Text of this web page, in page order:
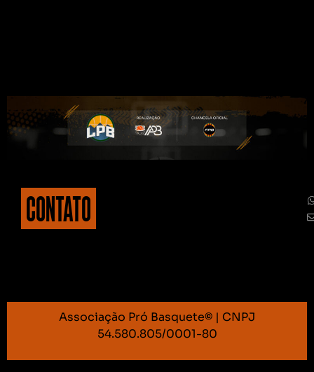
CONTATO
Associação Pró Basquete© | CNPJ
54.580.805/0001-80